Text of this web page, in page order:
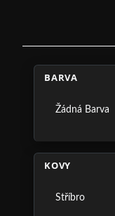
BARVA
Žádná Barva
KOVY
Stříbro